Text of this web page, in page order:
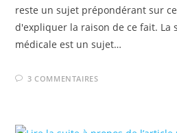
reste un sujet prépondérant sur
d'expliquer la raison de ce fait. La
médicale est un sujet…
3 COMMENTAIRES